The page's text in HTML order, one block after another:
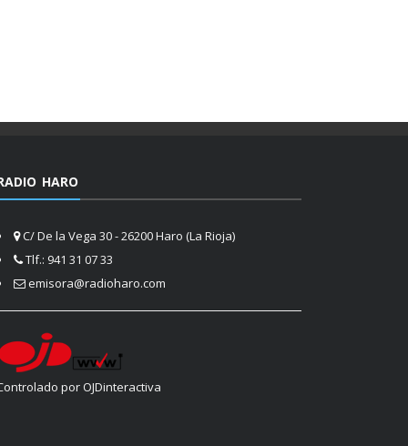
HARO
C/ De la Vega 30 - 26200 Haro (La Rioja)
Tlf.: 941 31 07 33
emisora@radioharo.com
por OJDinteractiva